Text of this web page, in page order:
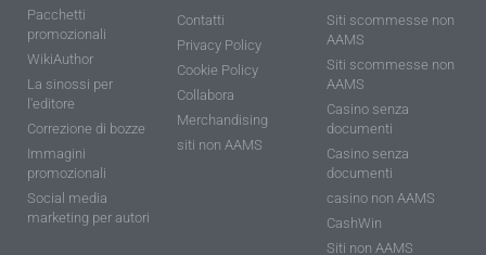
Pacchetti
promozionali
WikiAuthor
La sinossi per
l'editore
Correzione di bozze
Immagini
promozionali
Social media
marketing per autori
Contatti
Privacy Policy
Cookie Policy
Collabora
Merchandising
siti non AAMS
Siti scommesse non
AAMS
Siti scommesse non
AAMS
Casino senza
documenti
Casino senza
documenti
casino non AAMS
CashWin
Siti non AAMS